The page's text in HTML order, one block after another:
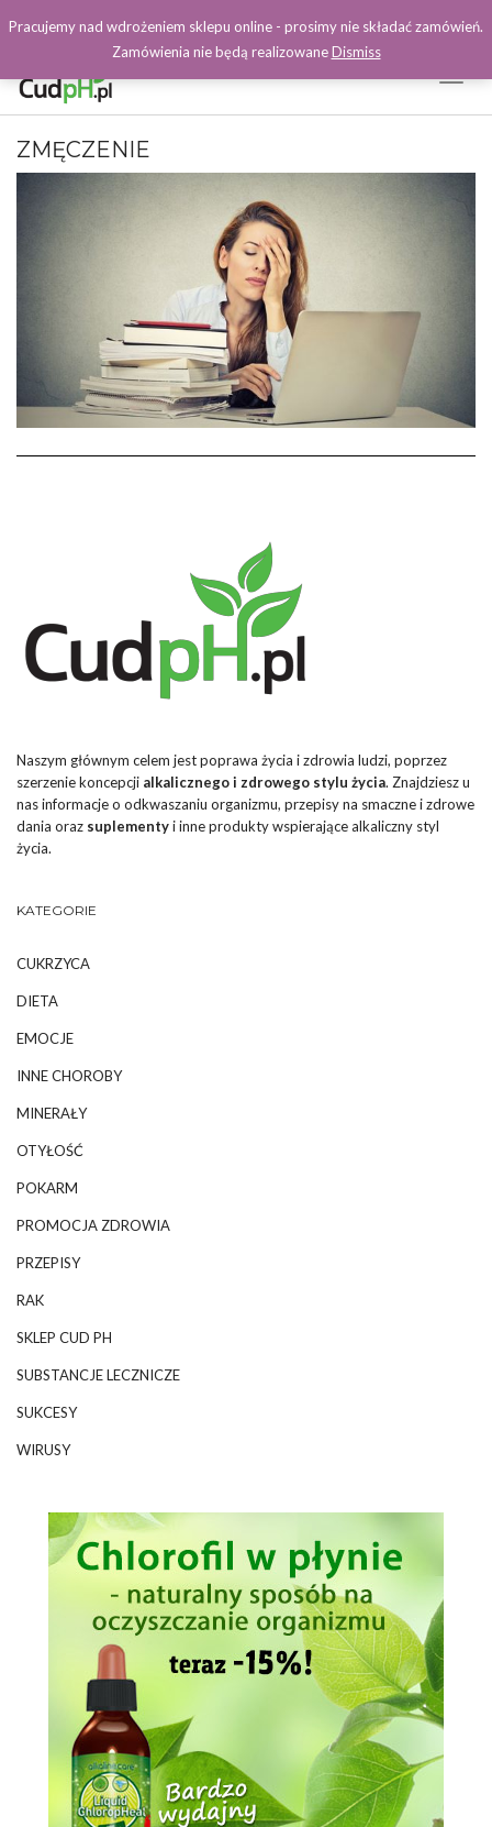
Facebook
ZMĘCZENIE
Naszym głównym celem jest poprawa życia i zdrowia ludzi, poprzez
szerzenie koncepcji alkalicznego i zdrowego stylu życia. Znajdziesz u
nas informacje o odkwaszaniu organizmu, przepisy na smaczne i zdrowe
dania oraz suplementyi inne produkty wspierające alkaliczny styl
życia.
KATEGORIE
CUKRZYCA
DIETA
EMOCJE
INNE CHOROBY
MINERAŁY
OTYŁOŚĆ
POKARM
PROMOCJA ZDROWIA
PRZEPISY
RAK
SKLEP CUD PH
SUBSTANCJE LECZNICZE
SUKCESY
WIRUSY
Pracujemy nad wdrożeniem sklepu online - prosimy nie składać zamówień.
Zamówienia nie będą realizowaneDismiss